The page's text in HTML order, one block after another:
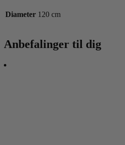
Diameter 120 cm
Anbefalinger til dig